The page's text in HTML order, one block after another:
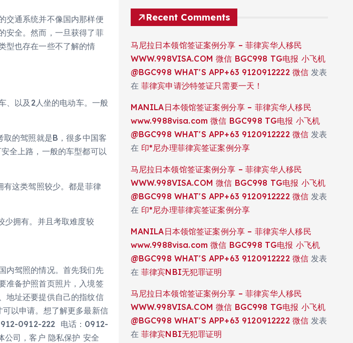
交通系统并不像国内那样便
安全。然而，一旦获得了菲
型也存在一些不了解的情
、以及2人坐的电动车。一般
的驾照就是B，很多中国客
全上路，一般的车型都可以
有这类驾照较少。都是菲律
少拥有。并且考取难度较
内驾照的情况。首先我们先
准备护照首页照片，入境签
地址还要提供自己的指纹信
以申请。想了解更多最新信
0912-222 电话：0912-
司，客户 隐私保护 安全
Recent Comments
马尼拉日本领馆签证案例分享 – 菲律宾华人移民
WWW.998VISA.COM 微信 BGC998 TG电报 小飞机
@BGC998 WHAT'S APP+63 9120912222 微信 发表
在 菲律宾申请沙特签证只需要一天！
MANILA日本领馆签证案例分享 – 菲律宾华人移民
www.9988visa.com 微信 BGC998 TG电报 小飞机
@BGC998 WHAT'S APP+63 9120912222 微信 发表
在 印*尼办理菲律宾签证案例分享
马尼拉日本领馆签证案例分享 – 菲律宾华人移民
WWW.998VISA.COM 微信 BGC998 TG电报 小飞机
@BGC998 WHAT'S APP+63 9120912222 微信 发表
在 印*尼办理菲律宾签证案例分享
MANILA日本领馆签证案例分享 – 菲律宾华人移民
www.9988visa.com 微信 BGC998 TG电报 小飞机
@BGC998 WHAT'S APP+63 9120912222 微信 发表
在 菲律宾NBI无犯罪证明
马尼拉日本领馆签证案例分享 – 菲律宾华人移民
WWW.998VISA.COM 微信 BGC998 TG电报 小飞机
@BGC998 WHAT'S APP+63 9120912222 微信 发表
在 菲律宾NBI无犯罪证明